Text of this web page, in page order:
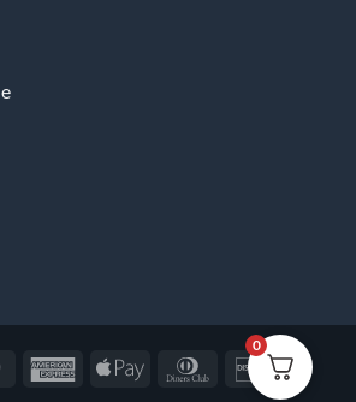
MasterCardAmericanApple
Dinners
Discover
0